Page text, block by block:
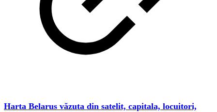
Harta Belarus văzuta din satelit, capitala, locuitori,